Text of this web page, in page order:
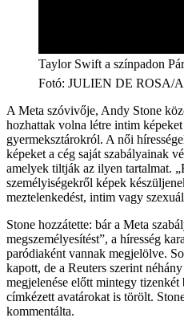
Taylor Swift a színpadon
Fotó: JULIEN DE ROSA/
A Meta szóvivője, Andy Stone
hozhattak volna létre intim
gyermeksztárokról. A női
képeket a cég saját szabályainak
amelyek tiltják az ilyen tartalmat.
személyiségekről képek
meztelenkedést, intim vagy
Stone hozzátette: bár a Meta
megszemélyesítést”, a híresség
paródiaként vannak megjelölve.
kapott, de a Reuters szerint
megjelenése előtt mintegy
címkézett avatárokat is törölt.
kommentálta.